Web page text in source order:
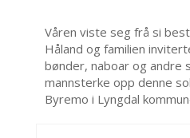
Våren viste seg frå si
Håland og familien
bønder, naboar og andre
mannsterke opp denne
Byremo i Lyngdal